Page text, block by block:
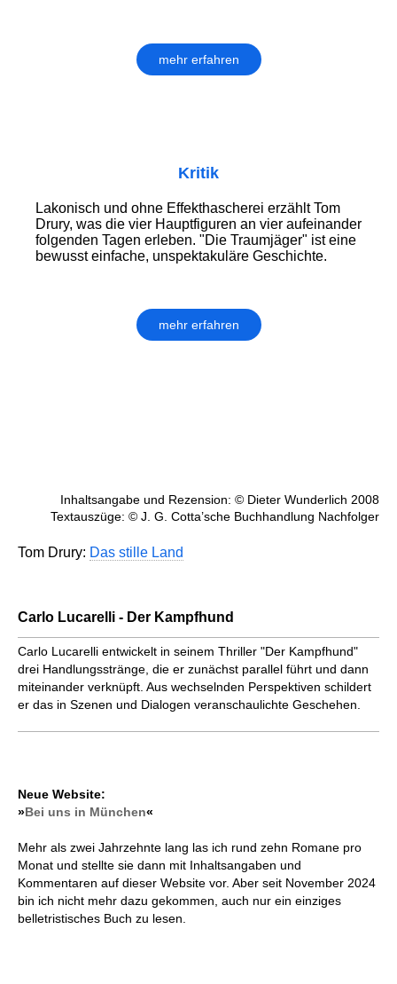
mehr erfahren
Kritik
Lakonisch und ohne Effekthascherei erzählt Tom
Drury, was die vier Hauptfiguren an vier aufeinander
folgenden Tagen erleben. "Die Traumjäger" ist eine
bewusst einfache, unspektakuläre Geschichte.
mehr erfahren
Inhaltsangabe und Rezension: © Dieter Wunderlich 2008
Textauszüge: © J. G. Cotta’sche Buchhandlung Nachfolger
Tom Drury: Das stille Land
Carlo Lucarelli - Der Kampfhund
Carlo Lucarelli entwickelt in seinem Thriller "Der Kampfhund"
drei Handlungsstränge, die er zunächst parallel führt und dann
miteinander verknüpft. Aus wechselnden Perspektiven schildert
er das in Szenen und Dialogen veranschaulichte Geschehen.
Neue Website:
»Bei uns in München«
Mehr als zwei Jahrzehnte lang las ich rund zehn Romane pro
Monat und stellte sie dann mit Inhaltsangaben und
Kommentaren auf dieser Website vor. Aber seit November 2024
bin ich nicht mehr dazu gekommen, auch nur ein einziges
belletristisches Buch zu lesen.